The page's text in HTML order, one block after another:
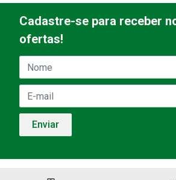
Cadastre-se para receber
ofertas!